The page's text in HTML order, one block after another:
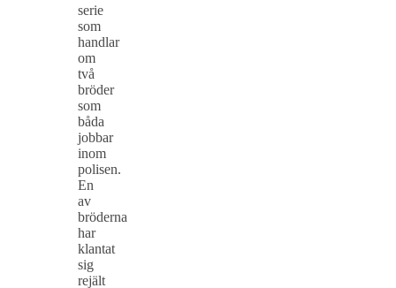
serie
som
handlar
om
två
bröder
som
båda
jobbar
inom
polisen.
En
av
bröderna
har
klantat
sig
rejält